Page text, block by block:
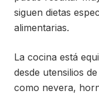
siguen dietas
alimentarias.
La cocina está
desde utensilios
como nevera,